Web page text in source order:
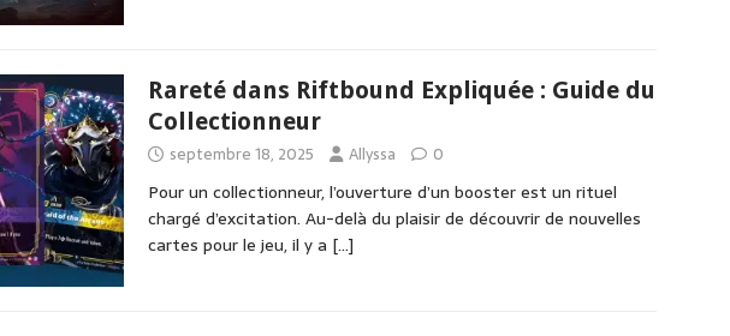
Rareté dans Riftbound Expliquée : Guide du
Collectionneur
septembre 18, 2025 Allyssa 0
Pour un collectionneur, l’ouverture d’un booster est un rituel
chargé d’excitation. Au-delà du plaisir de découvrir de nouvelles
cartes pour le jeu, il y a […]